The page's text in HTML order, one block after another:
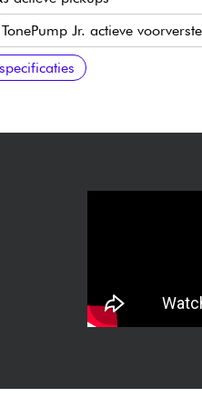
Jr. actieve
Pickup Blend, Bass
brug
oliebad mechanieken